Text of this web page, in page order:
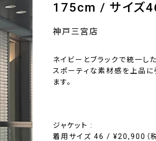
175cm / サイズ
神戸三宮店
ネイビーとブラックで統一し
スポーティな素材感を上品に
ます。
ジャケット :
着用サイズ 46 / ¥20,900（税